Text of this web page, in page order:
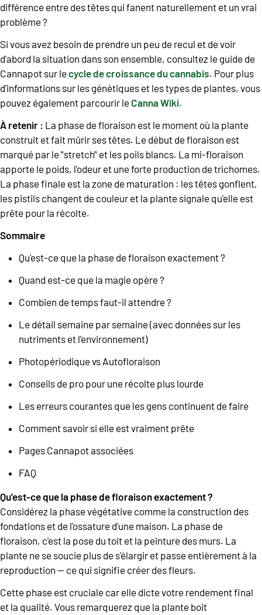
différence entre des têtes qui fanent naturellement et un vrai
problème ?
Si vous avez besoin de prendre un peu de recul et de voir
d'abord la situation dans son ensemble, consultez le guide de
Cannapot sur lecycle de croissance du cannabis. Pour plus
d'informations sur les génétiques et les types de plantes, vous
pouvez également parcourir le Canna Wiki.
À retenir : La phase de floraison est le moment où la plante
construit et fait mûrir ses têtes. Le début de floraison est
marqué par le "stretch" et les poils blancs. La mi-floraison
apporte le poids, l'odeur et une forte production de trichomes.
La phase finale est la zone de maturation : les têtes gonflent,
les pistils changent de couleur et la plante signale qu'elle est
prête pour la récolte.
Sommaire
Qu'est-ce que la phase de floraison exactement ?
Quand est-ce que la magie opère ?
Combien de temps faut-il attendre ?
Le détail semaine par semaine (avec données sur les
nutriments et l'environnement)
Photopériodique vs Autofloraison
Conseils de pro pour une récolte plus lourde
Les erreurs courantes que les gens continuent de faire
Comment savoir si elle est vraiment prête
Pages Cannapot associées
FAQ
Qu'est-ce que la phase de floraison exactement ?
Considérez la phase végétative comme la construction des
fondations et de l'ossature d'une maison. La phase de
floraison, c'est la pose du toit et la peinture des murs. La
plante ne se soucie plus de s'élargir et passe entièrement à la
reproduction — ce qui signifie créer des fleurs.
Cette phase est cruciale car elle dicte votre rendement final
et la qualité. Vous remarquerez que la plante boit